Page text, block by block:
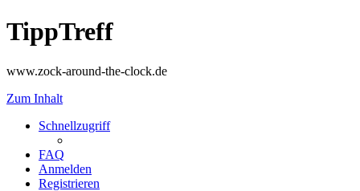
TippTreff
www.zock-around-the-clock.de
Zum Inhalt
Schnellzugriff
FAQ
Anmelden
Registrieren